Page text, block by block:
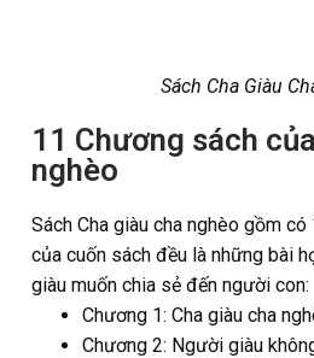
Sách Cha Giàu
11 Chương sách
nghèo
Sách Cha giàu cha nghèo gồm
của cuốn sách đều là những bài
giàu muốn chia sẻ đến người con:
Chương 1: Cha giàu cha
Chương 2: Người giàu